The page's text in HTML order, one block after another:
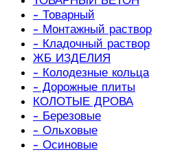
- Товарный
- Монтажный раствор
- Кладочный раствор
ЖБ ИЗДЕЛИЯ
- Колодезные кольца
- Дорожные плиты
КОЛОТЫЕ ДРОВА
- Березовые
- Ольховые
- Осиновые